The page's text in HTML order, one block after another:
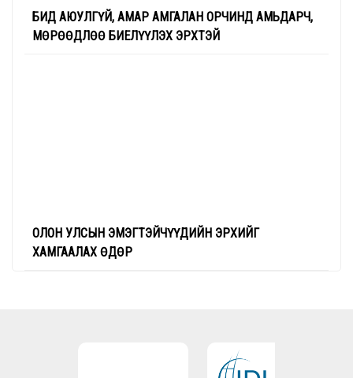
БИД АЮУЛГҮЙ, АМАР АМГАЛАН ОРЧИНД АМЬДАРЧ,
МӨРӨӨДЛӨӨ БИЕЛҮҮЛЭХ ЭРХТЭЙ
ОЛОН УЛСЫН ЭМЭГТЭЙЧҮҮДИЙН ЭРХИЙГ
ХАМГААЛАХ ӨДӨР